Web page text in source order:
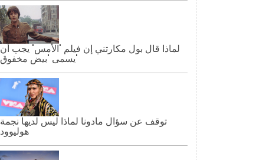
لماذا قال بول مكارتني إن فيلم 'الأمس' يجب أن
يسمى 'بيض مخفوق'
توقف عن سؤال مادونا لماذا ليس لديها نجمة
هوليوود